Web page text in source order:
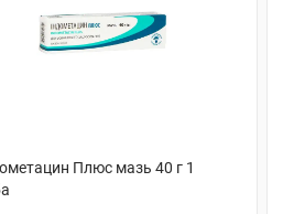
Плюс мазь 40 г 1